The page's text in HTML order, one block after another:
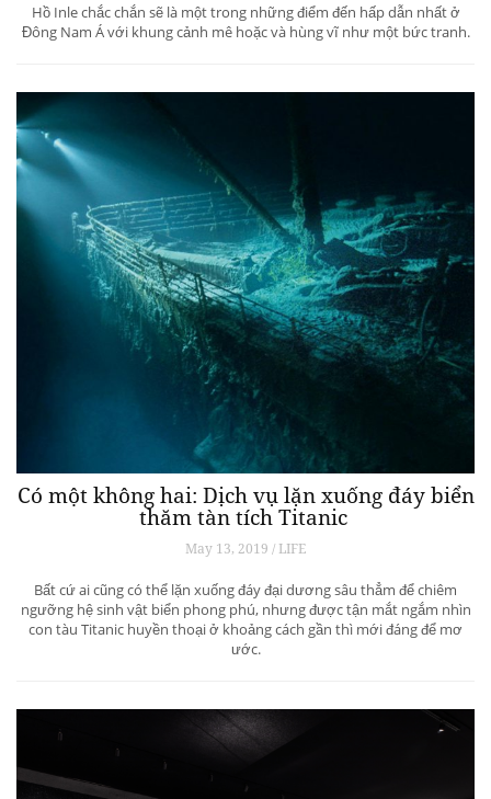
Hồ Inle chắc chắn sẽ là một trong những điểm đến hấp dẫn nhất ở
Đông Nam Á với khung cảnh mê hoặc và hùng vĩ như một bức tranh.
Có một không hai: Dịch vụ lặn xuống đáy biển
thăm tàn tích Titanic
May 13, 2019 / LIFE
Bất cứ ai cũng có thể lặn xuống đáy đại dương sâu thẳm để chiêm
ngưỡng hệ sinh vật biển phong phú, nhưng được tận mắt ngắm nhìn
con tàu Titanic huyền thoại ở khoảng cách gần thì mới đáng để mơ
ước.